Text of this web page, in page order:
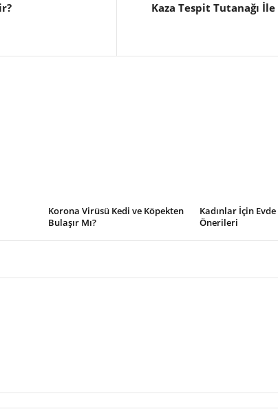
Kaza Tespit Tutanağı
Korona Virüsü Kedi ve Köpekten
Bulaşır Mı?
Kadınlar İçin
Önerileri